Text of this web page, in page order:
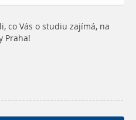
co Vás o studiu zajímá, na
Praha!